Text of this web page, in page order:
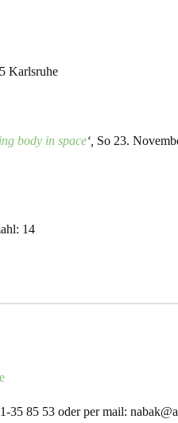
Karlsruhe
body in space‘, So 23.
14
85 53 oder per mail: